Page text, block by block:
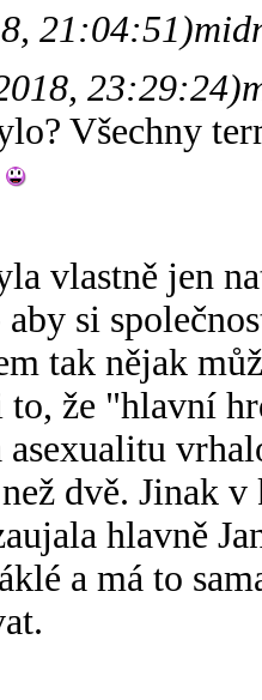
21:04:51)
23:29:24)
Všechny
vlastně jen
si
tak nějak
že "hlavní
asexualitu
dvě. Jinak
hlavně
a má to